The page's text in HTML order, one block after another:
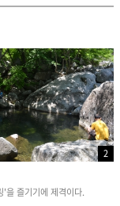
2
'을 즐기기에 제격이다.